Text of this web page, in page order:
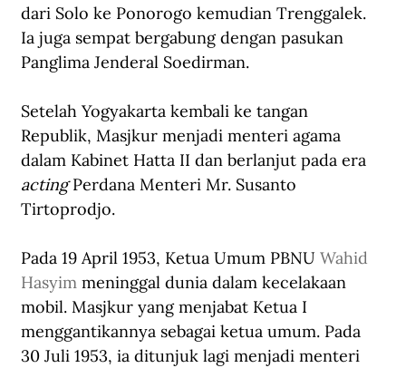
dari Solo ke Ponorogo kemudian Trenggalek.
Ia juga sempat bergabung dengan pasukan
Panglima Jenderal Soedirman.
Setelah Yogyakarta kembali ke tangan
Republik, Masjkur menjadi menteri agama
dalam Kabinet Hatta II dan berlanjut pada era
acting Perdana Menteri Mr. Susanto
Tirtoprodjo.
Pada 19 April 1953, Ketua Umum PBNU Wahid
Hasyim meninggal dunia dalam kecelakaan
mobil. Masjkur yang menjabat Ketua I
menggantikannya sebagai ketua umum. Pada
30 Juli 1953, ia ditunjuk lagi menjadi menteri